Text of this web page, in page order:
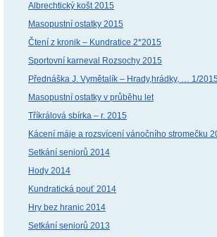
Albrechtický košt 2015
Masopustní ostatky 2015
Čtení z kronik – Kundratice 2*2015
Sportovní karneval Rozsochy 2015
Přednáška J. Vymětalík – Hrady,hrádky, … 1/2015
Masopustní ostatky v průběhu let
Tříkrálová sbírka – r. 2015
Kácení máje a rozsvícení vánočního stromečku
Setkání seniorů 2014
Hody 2014
Kundratická pouť 2014
Hry bez hranic 2014
Setkání seniorů 2013